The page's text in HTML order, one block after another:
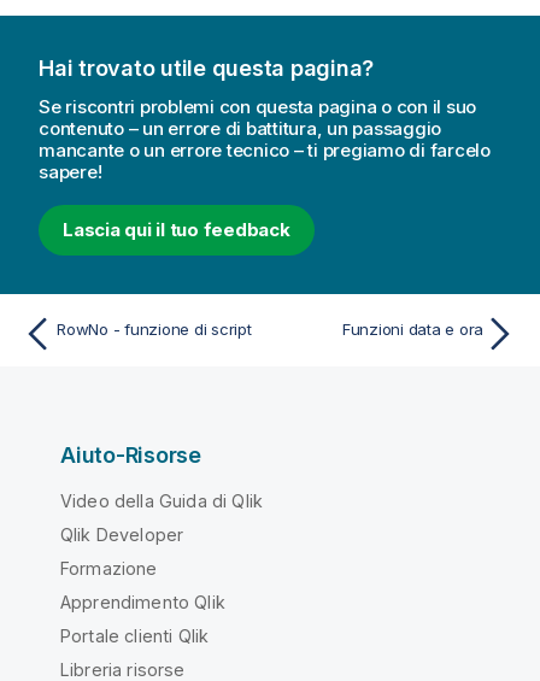
Hai trovato utile questa pagina?
Se riscontri problemi con questa pagina o con il suo
contenuto – un errore di battitura, un passaggio
mancante o un errore tecnico – ti pregiamo di farcelo
sapere!
Lascia qui il tuo feedback
RowNo - funzione di script Funzioni data e ora
Aiuto-Risorse
Video della Guida di Qlik
Qlik Developer
Formazione
Apprendimento Qlik
Portale clienti Qlik
Libreria risorse